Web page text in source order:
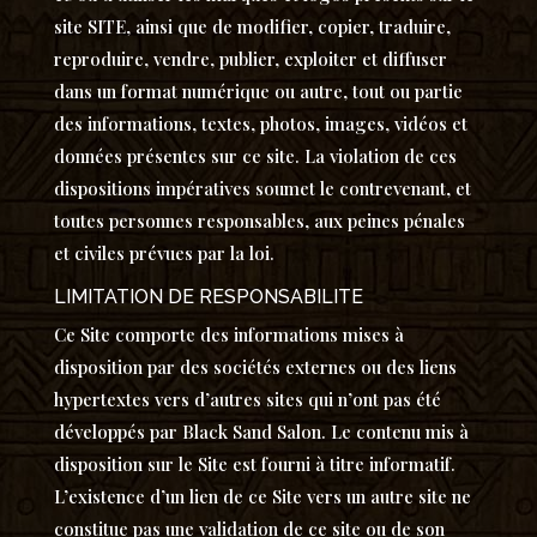
site SITE, ainsi que de modifier, copier, traduire,
reproduire, vendre, publier, exploiter et diffuser
dans un format numérique ou autre, tout ou partie
des informations, textes, photos, images, vidéos et
données présentes sur ce site. La violation de ces
dispositions impératives soumet le contrevenant, et
toutes personnes responsables, aux peines pénales
et civiles prévues par la loi.
LIMITATION DE RESPONSABILITE
Ce Site comporte des informations mises à
disposition par des sociétés externes ou des liens
hypertextes vers d’autres sites qui n’ont pas été
développés par Black Sand Salon. Le contenu mis à
disposition sur le Site est fourni à titre informatif.
L’existence d’un lien de ce Site vers un autre site ne
constitue pas une validation de ce site ou de son